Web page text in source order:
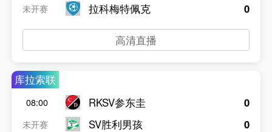
未开赛
拉科梅特佩克
0
高清直播
库拉索联
08:00
未开赛
RKSV参东圭
SV胜利男孩
0
0